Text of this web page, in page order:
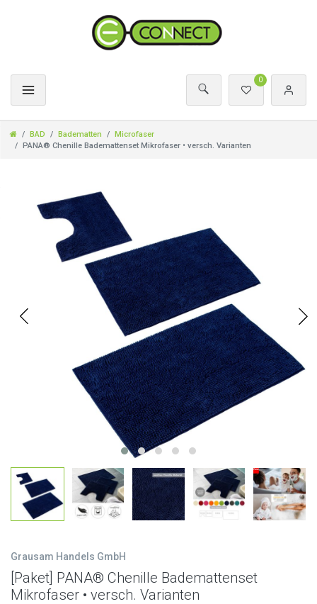
0
BAD Badematten
Microfaser
PANA® Chenille Bademattenset Mikrofaser • versch. Varianten
Grausam Handels GmbH
[Paket] PANA® Chenille Bademattenset
Mikrofaser • versch. Varianten